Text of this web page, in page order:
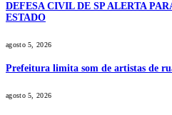
DEFESA CIVIL DE SP ALERTA
ESTADO
agosto 5, 2026
Prefeitura limita som de artistas de
agosto 5, 2026